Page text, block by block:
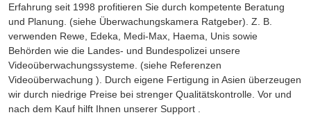
Erfahrung seit 1998 profitieren Sie durch kompetente Beratung
und Planung. (siehe Überwachungskamera Ratgeber). Z. B.
verwenden Rewe, Edeka, Medi-Max, Haema, Unis sowie
Behörden wie die Landes- und Bundespolizei unsere
Videoüberwachungssysteme. (siehe Referenzen
Videoüberwachung ). Durch eigene Fertigung in Asien überzeugen
wir durch niedrige Preise bei strenger Qualitätskontrolle. Vor und
nach dem Kauf hilft Ihnen unserer Support .